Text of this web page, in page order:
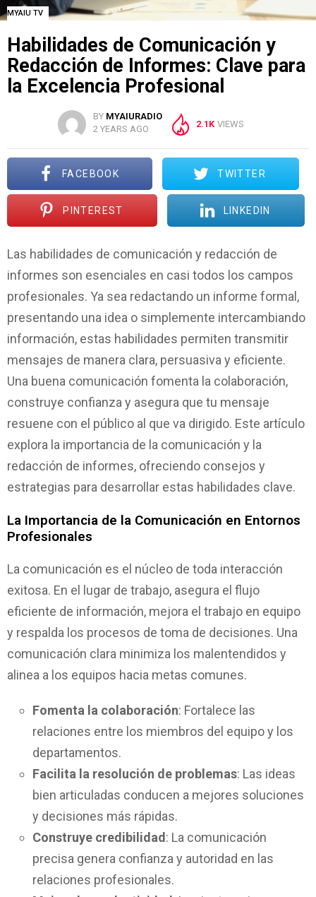
MYAIU TV
Habilidades de Comunicación y
Redacción de Informes: Clave para
la Excelencia Profesional
BY MYAIURADIO
2 YEARS AGO
2.1K VIEWS
FACEBOOK TWITTER
PINTEREST LINKEDIN
Las habilidades de comunicación y redacción de
informes son esenciales en casi todos los campos
profesionales. Ya sea redactando un informe formal,
presentando una idea o simplemente intercambiando
información, estas habilidades permiten transmitir
mensajes de manera clara, persuasiva y eficiente.
Una buena comunicación fomenta la colaboración,
construye confianza y asegura que tu mensaje
resuene con el público al que va dirigido. Este artículo
explora la importancia de la comunicación y la
redacción de informes, ofreciendo consejos y
estrategias para desarrollar estas habilidades clave.
La Importancia de la Comunicación en Entornos
Profesionales
La comunicación es el núcleo de toda interacción
exitosa. En el lugar de trabajo, asegura el flujo
eficiente de información, mejora el trabajo en equipo
y respalda los procesos de toma de decisiones. Una
comunicación clara minimiza los malentendidos y
alinea a los equipos hacia metas comunes.
Fomenta la colaboración: Fortalece las
relaciones entre los miembros del equipo y los
departamentos.
Facilita la resolución de problemas: Las ideas
bien articuladas conducen a mejores soluciones
y decisiones más rápidas.
Construye credibilidad: La comunicación
precisa genera confianza y autoridad en las
relaciones profesionales.